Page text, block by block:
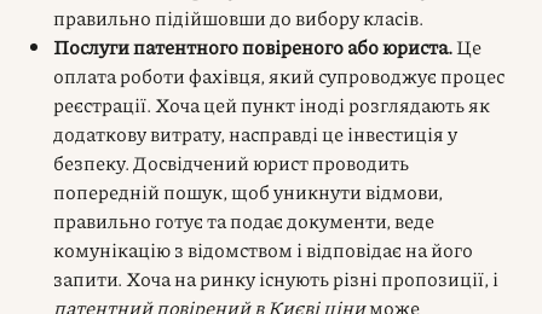
правильно підійшовши до вибору класів.
Послуги патентного повіреного або юриста.Це
оплата роботи фахівця, який супроводжує процес
реєстрації. Хоча цей пункт іноді розглядають як
додаткову витрату, насправді це інвестиція у
безпеку. Досвідчений юрист проводить
попередній пошук, щоб уникнути відмови,
правильно готує та подає документи, веде
комунікацію з відомством і відповідає на його
запити. Хоча на ринку існують різні пропозиції, і
патентний повірений в Києві ціниможе